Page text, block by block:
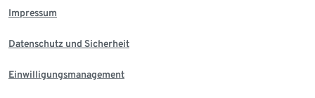
Impressum
Datenschutz und Sicherheit
Einwilligungsmanagement